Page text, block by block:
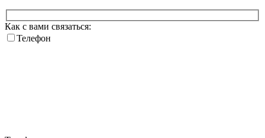
Как с вами связаться:
Телефон